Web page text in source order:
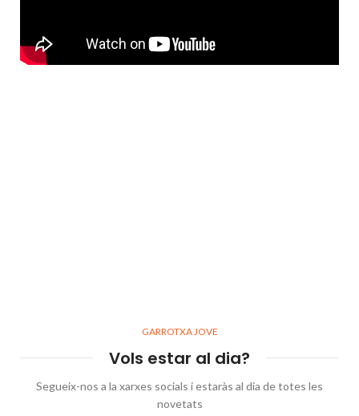
GARROTXA JOVE
Vols estar al dia?
Segueix-nos a la xarxes socials i estaràs al dia de totes les
novetats